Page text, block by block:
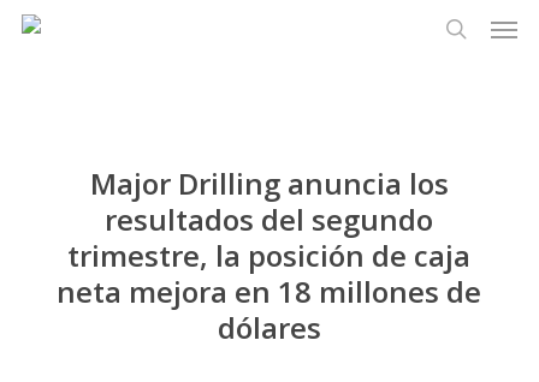
Major Drilling anuncia los
resultados del segundo
trimestre, la posición de caja
neta mejora en 18 millones de
dólares